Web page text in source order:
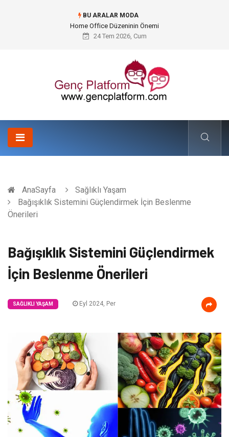
BU ARALAR MODA
Konteyner Nakliye Fiyatları ve Küresel Ticarette Bütçe Yönetimi
24 Tem 2026, Cum
AnaSayfa
Sağlıklı Yaşam
Bağışıklık Sistemini Güçlendirmek İçin Beslenme
Önerileri
Bağışıklık Sistemini Güçlendirmek
İçin Beslenme Önerileri
SAĞLIKLI YAŞAM Eyl 2024, Per